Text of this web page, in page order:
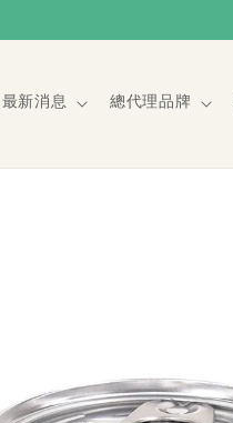
最新消息 總代理品牌